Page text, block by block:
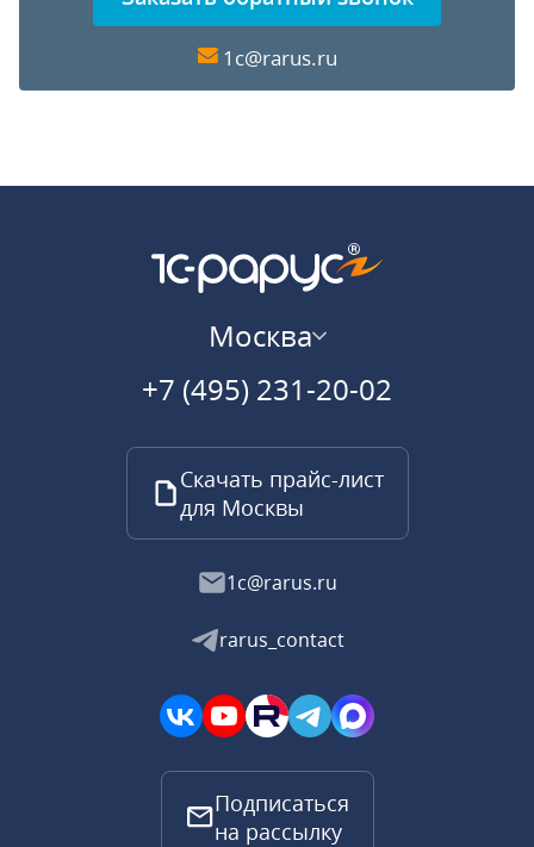
1c@rarus.ru
Москва
+7 (495) 231-20-02
Скачать прайс-лист
для Москвы
1c@rarus.ru
rarus_contact
Подписаться
на рассылку